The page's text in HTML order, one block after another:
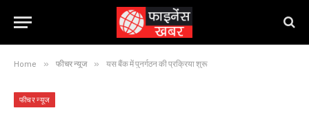
Home » फीचर न्यूज » यस बैंक में पुनर्गठन की प्रक्रिया शुरू
फीचर न्यूज